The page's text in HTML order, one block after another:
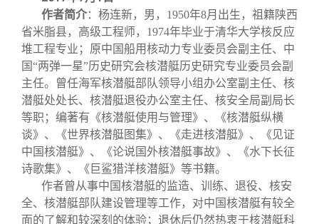
作者简介：杨连新，男，1950年8月出生，祖籍陕西
省米脂县，高级工程师，1974年毕业于清华大学核反应
堆工程专业；原中国船用核动力专业委员会副主任、中
国“两弹一星”历史研究会核潜艇历史研究专业委员会副
主任。曾任海军核潜艇部队领导小组办公室副主任、核
潜艇处处长、核潜艇退役办公室主任、核安全局副局长
等职；编著有《核潜艇使用与管理》、《核潜艇纵横
谈》、《世界核潜艇图集》、《走进核潜艇》、《见证
中国核潜艇》、《论说国外核潜艇事故》、《水下长征
诗歌集》、《巨鲨猎洋核潜艇》等书籍。
作者曾从事中国核潜艇的监造、训练、退役、核安
全、核潜艇部队建设管理等工作，对中国核潜艇有较全
面的了解和较深刻的体验；退休后仍然热衷于核潜艇科